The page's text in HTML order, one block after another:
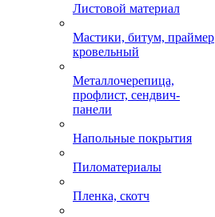
Листовой материал
Мастики, битум, праймер
кровельный
Металлочерепица,
профлист, сендвич-
панели
Напольные покрытия
Пиломатериалы
Пленка, скотч